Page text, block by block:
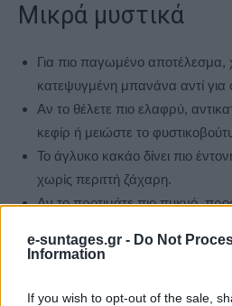
e-suntages.gr - Do Not
Information
If you wish to opt-out of the sale,
Μικρά μυστικά
Για πιο παγωμένο αποτέλεσμα,
κατεψυγμένη μπανάνα αντί για
Αν το θέλετε πιο ελαφρύ,
κεφίρ ή μειώστε το
Το άγλυκο κακάο δίνει πιο
χωρίς περιττή ζάχαρη.
Αν το προτιμάτε πιο πυκνό,
Μπορεί να γίνει και σαν after
υδατανθράκων.